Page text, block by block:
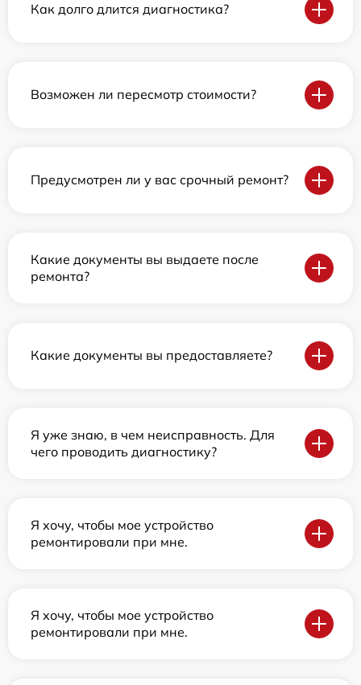
Как долго длится диагностика?
Возможен ли пересмотр стоимости?
Предусмотрен ли у вас срочный ремонт?
Какие документы вы выдаете после
ремонта?
Какие документы вы предоставляете?
Я уже знаю, в чем неисправность. Для
чего проводить диагностику?
Я хочу, чтобы мое устройство
ремонтировали при мне.
Я хочу, чтобы мое устройство
ремонтировали при мне.